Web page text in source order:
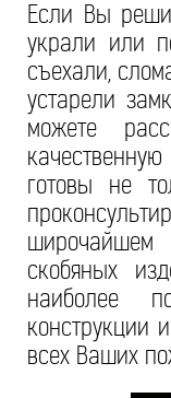
Если Вы
украли или
съехали,
устарели
можете
готовы не
скобяных
наиболее
конструкции
всех Ваших